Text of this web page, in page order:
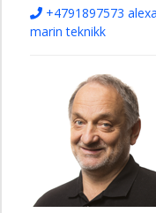
+4791897573
marin teknikk